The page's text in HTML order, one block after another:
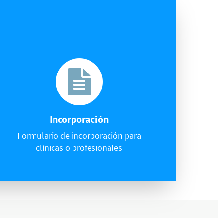
Incorporación
Formulario de incorporación para
clínicas o profesionales